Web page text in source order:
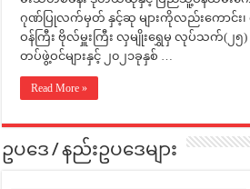
ဂုဏ်ပြုလက်မှတ် နှင့်ဆု များကိုလည်းကောင်း၊
ဝန်ကြီး ဗိုလ်မှူးကြီး လှမျိုးရွှေမှ လုပ်သက်(
တပ်ဖွဲ့ဝင်များနှင့် ၂၀၂၁ခုနှစ် …
Read More »
ဥပဒေ / နည်းဥပဒေများ